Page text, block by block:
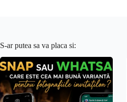
S-ar putea sa va placa si: